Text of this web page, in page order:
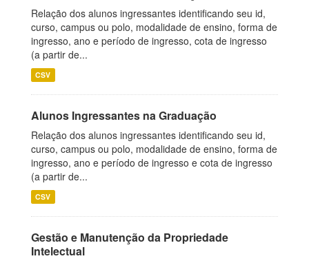
Relação dos alunos ingressantes identificando seu id,
curso, campus ou polo, modalidade de ensino, forma de
ingresso, ano e período de ingresso, cota de ingresso
(a partir de...
CSV
Alunos Ingressantes na Graduação
Relação dos alunos ingressantes identificando seu id,
curso, campus ou polo, modalidade de ensino, forma de
ingresso, ano e período de ingresso e cota de ingresso
(a partir de...
CSV
Gestão e Manutenção da Propriedade
Intelectual